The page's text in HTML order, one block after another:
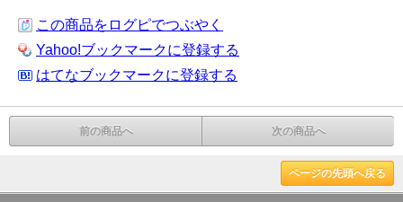
この商品をログピでつぶやく
Yahoo!ブックマークに登録する
はてなブックマークに登録する
前の商品へ 次の商品へ
ページの先頭へ戻る